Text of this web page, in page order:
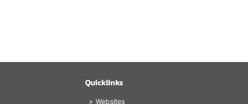
Quicklinks
Websites